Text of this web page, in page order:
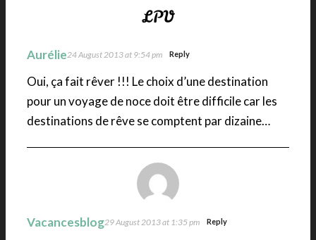
Aurélie24 August 2013 at 9:54 pm Reply
Oui, ça fait rêver !!! Le choix d’une destination
pour un voyage de noce doit être difficile car les
destinations de rêve se comptent par dizaine…
Vacancesblog29 August 2013 at 1:35 pm Reply